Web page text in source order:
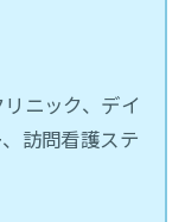
ニック、デイ
訪問看護ステ